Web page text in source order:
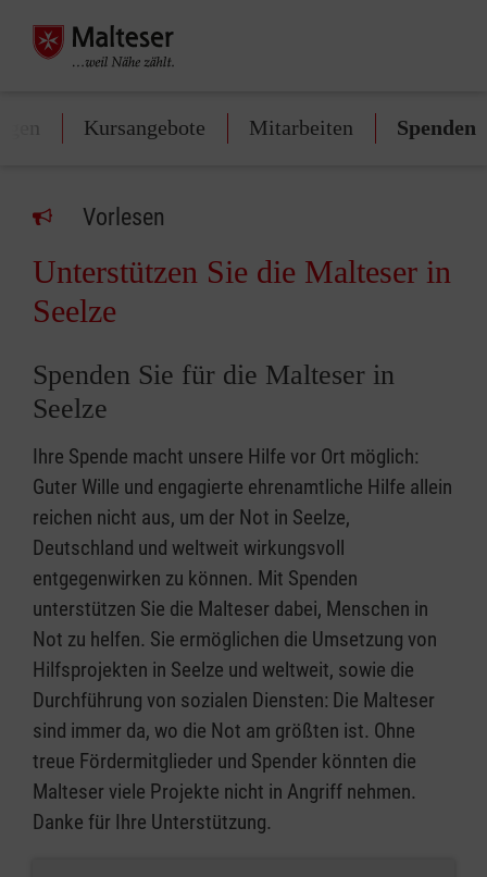
Kursangebote Mitarbeiten Spenden
Vorlesen
Unterstützen Sie die Malteser in
Seelze
Spenden Sie für die Malteser in
Seelze
Ihre Spende macht unsere Hilfe vor Ort möglich:
Guter Wille und engagierte ehrenamtliche Hilfe allein
reichen nicht aus, um der Not in Seelze,
Deutschland und weltweit wirkungsvoll
entgegenwirken zu können. Mit Spenden
unterstützen Sie die Malteser dabei, Menschen in
Not zu helfen. Sie ermöglichen die Umsetzung von
Hilfsprojekten in Seelze und weltweit, sowie die
Durchführung von sozialen Diensten: Die Malteser
sind immer da, wo die Not am größten ist. Ohne
treue Fördermitglieder und Spender könnten die
Malteser viele Projekte nicht in Angriff nehmen.
Danke für Ihre Unterstützung.